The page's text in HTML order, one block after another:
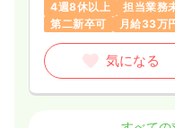
気になる
病棟 助産師
4週8休以上 担当業務
第二新卒可
月給33万
気になる